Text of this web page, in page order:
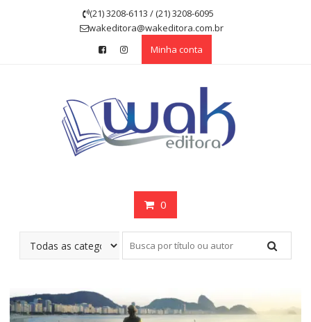
(21) 3208-6113 / (21) 3208-6095
wakeditora@wakeditora.com.br
Minha conta
0